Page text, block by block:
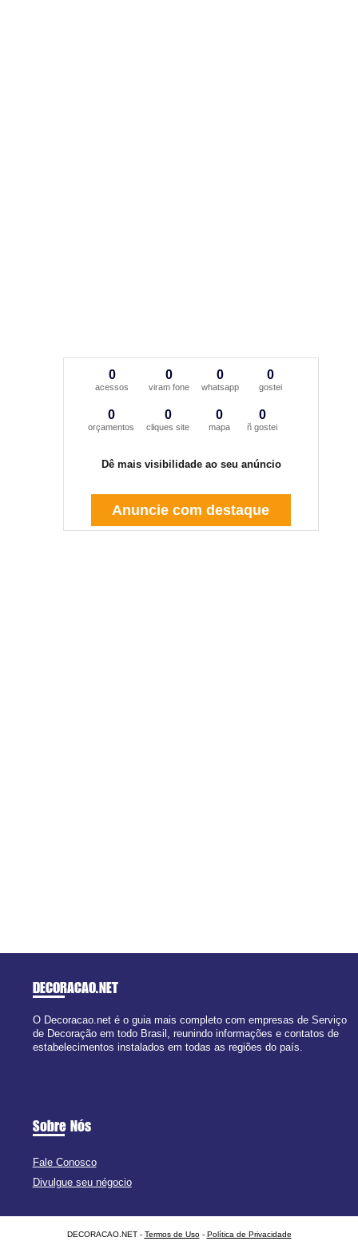
0
acessos
0
viram fone
0
whatsapp
0
gostei
0
orçamentos
0
cliques site
0
mapa
0
ñ gostei
Dê mais visibilidade ao seu anúncio
Anuncie com destaque
DECORACAO.NET
O Decoracao.net é o guia mais completo com empresas de Serviço
de Decoração em todo Brasil, reunindo informações e contatos de
estabelecimentos instalados em todas as regiões do país.
Sobre Nós
Fale Conosco
Divulgue seu négocio
DECORACAO.NET - Termos de Uso- Política de Privacidade